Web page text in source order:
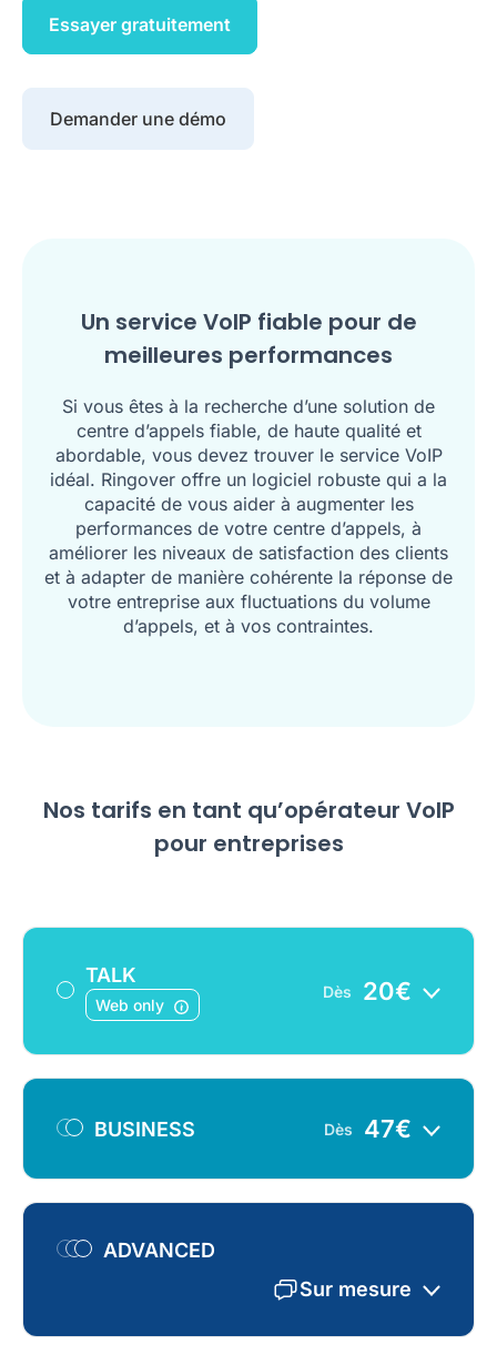
Essayer gratuitement
Demander une démo
Un service VoIP fiable pour de
meilleures performances
Si vous êtes à la recherche d’une solution de
centre d’appels fiable, de haute qualité et
abordable, vous devez trouver le service VoIP
idéal. Ringover offre un logiciel robuste qui a la
capacité de vous aider à augmenter les
performances de votre centre d’appels, à
améliorer les niveaux de satisfaction des clients
et à adapter de manière cohérente la réponse de
votre entreprise aux fluctuations du volume
d’appels, et à vos contraintes.
Nos tarifs en tant qu’opérateur VoIP
pour entreprises
TALK
Web only
Dès 20€
BUSINESS Dès 47€
ADVANCED
Sur mesure